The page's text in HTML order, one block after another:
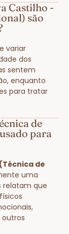
Castilho -
são
variar
dos
sentem
enquanto
para tratar
de
para
de
uma
relatam que